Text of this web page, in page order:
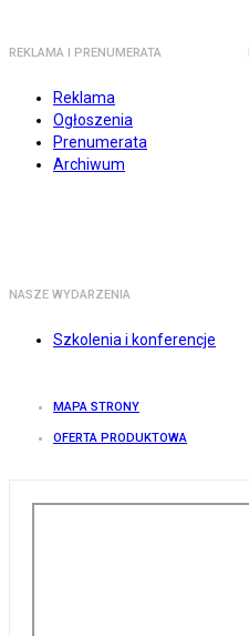
REKLAMA I PRENUMERATA
Reklama
Ogłoszenia
Prenumerata
Archiwum
NASZE WYDARZENIA
Szkolenia i konferencje
MAPA STRONY
OFERTA PRODUKTOWA